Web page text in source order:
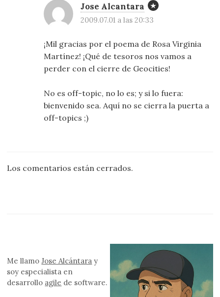
Jose Alcantara
2009.07.01 a las 20:33
¡Mil gracias por el poema de Rosa Virginia
Martínez! ¡Qué de tesoros nos vamos a
perder con el cierre de Geocities!
No es off-topic, no lo es; y si lo fuera:
bienvenido sea. Aquí no se cierra la puerta a
off-topics ;)
Los comentarios están cerrados.
Me llamoJose Alcántara y
soy especialista en
desarrollo agile de software.